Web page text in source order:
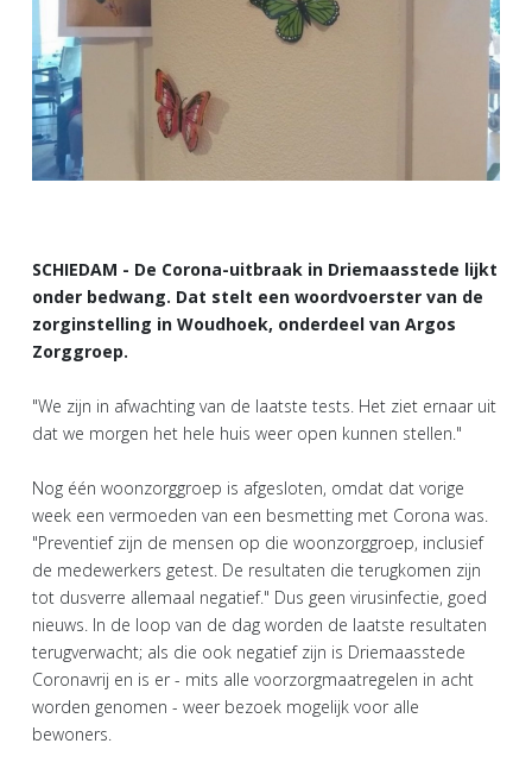
SCHIEDAM - De Corona-uitbraak in Driemaasstede lijkt
onder bedwang. Dat stelt een woordvoerster van de
zorginstelling in Woudhoek, onderdeel van Argos
Zorggroep.
"We zijn in afwachting van de laatste tests. Het ziet ernaar uit
dat we morgen het hele huis weer open kunnen stellen."
Nog één woonzorggroep is afgesloten, omdat dat vorige
week een vermoeden van een besmetting met Corona was.
"Preventief zijn de mensen op die woonzorggroep, inclusief
de medewerkers getest. De resultaten die terugkomen zijn
tot dusverre allemaal negatief." Dus geen virusinfectie, goed
nieuws. In de loop van de dag worden de laatste resultaten
terugverwacht; als die ook negatief zijn is Driemaasstede
Coronavrij en is er - mits alle voorzorgmaatregelen in acht
worden genomen - weer bezoek mogelijk voor alle
bewoners.